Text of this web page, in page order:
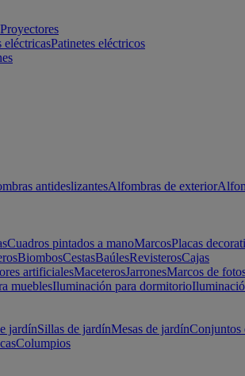
Proyectores
eléctricasPatinetes eléctricos
antideslizantesAlfombras de exterior
Cuadros pintados a manoMarcosPlacas
BiombosCestasBaúlesRevisterosCajas
artificialesMaceterosJarronesMarcos de
mueblesIluminación para dormitorio
jardínSillas de jardínMesas de jardínConjuntos
Columpios